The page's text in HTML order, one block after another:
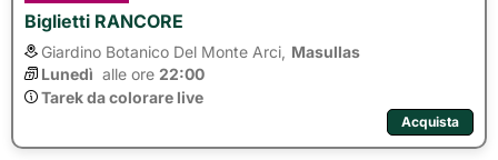
Biglietti RANCORE
Giardino Botanico Del Monte Arci, Masullas
Lunedì alle ore 22:00
Tarek da colorare live
Acquista